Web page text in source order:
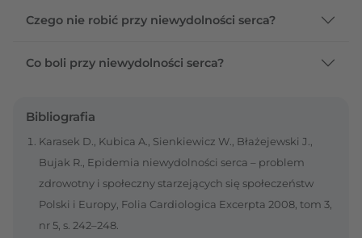
Czego nie robić przy niewydolności serca?
Co boli przy niewydolności serca?
Bibliografia
Karasek D., Kubica A., Sienkiewicz W., Błażejewski J.,
Bujak R., Epidemia niewydolności serca – problem
zdrowotny i społeczny starzejących się społeczeństw
Polski i Europy, Folia Cardiologica Excerpta 2008, tom 3,
nr 5, s. 242–248.